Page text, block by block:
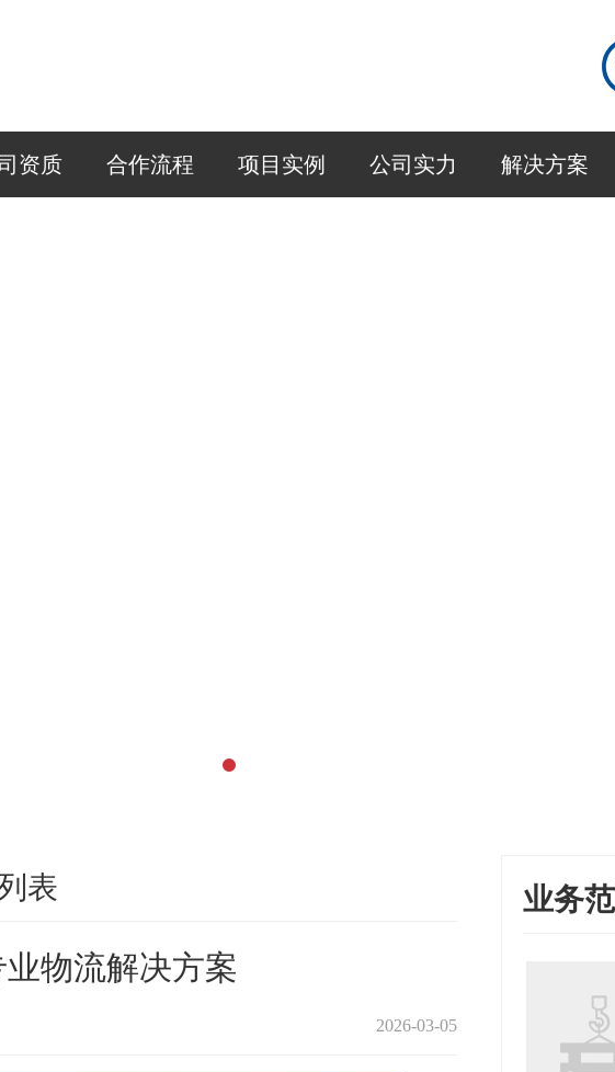
资质 合作流程 项目实例 公司实力 解决方案
表
物流解决方案
2026-03-05
业务